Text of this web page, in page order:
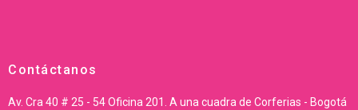
Contáctanos
Av. Cra 40 # 25 - 54 Oficina 201. A una cuadra de Corferias - Bogotá